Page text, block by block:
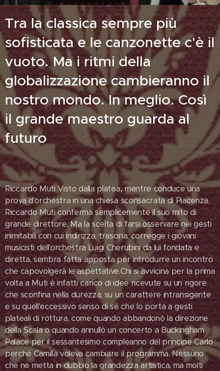
Tra la classica sempre più
sofisticata e le canzonette c'è il
vuoto. Ma i ritmi della
globalizzazione cambieranno il
nostro mondo. In meglio. Così
il grande maestro guarda al
futuro
Riccardo Muti Visto dalla platea, mentre conduce una
prova d'orchestra in una chiesa sconsacrata di Piacenza,
Riccardo Muti conferma semplicemente il suo mito di
grande direttore. Ma la scelta di farsi osservare nei gesti
inimitabili con cui indirizza, trascina, corregge i giovani
musicisti dell'orchestra Luigi Cherubini da lui fondata e
diretta, sembra fatta apposta per introdurre un incontro
che capovolgerà le aspettative.Chi si avvicina per la prima
volta a Muti è infatti carico di idee ricevute su un rigore
che sconfina nella durezza, su un carattere intransigente
e su quell'eccessivo senso di sé che lo porta a gesti
plateali di rottura, come quando abbandonò la direzione
della Scala o quando annullò un concerto a Buckingham
Palace per il sessantesimo compleanno del principe Carlo
perché Camilla voleva cambiare il programma. Nessuno
che ne metta in dubbio la grandezza artistica, ma molti